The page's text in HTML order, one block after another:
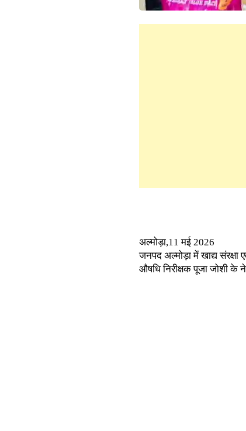
अल्मोड़ा,11 मई 2026
जनपद अल्मोड़ा में खाद्य
औषधि निरीक्षक पूजा जोशी के